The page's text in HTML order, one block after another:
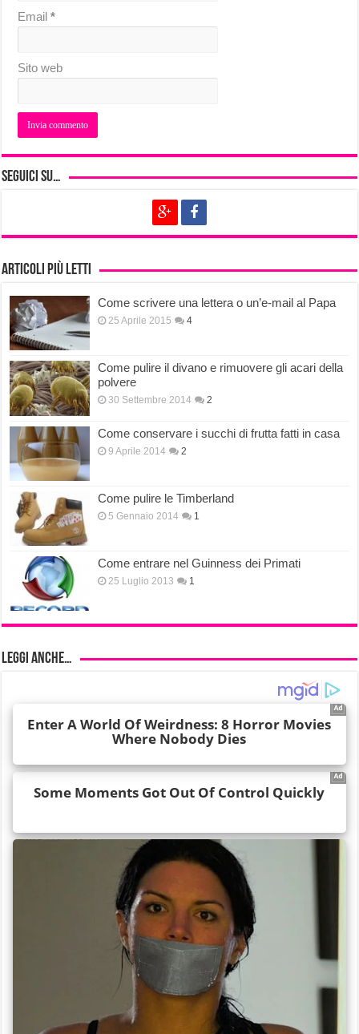
Email*
Sito web
Seguici su…
Articoli più letti
Come scrivere una lettera o un’e-mail al Papa
25 Aprile 2015 4
Come pulire il divano e rimuovere gli acari della
polvere
30 Settembre 2014 2
Come conservare i succhi di frutta fatti in casa
9 Aprile 2014 2
Come pulire le Timberland
5 Gennaio 2014 1
Come entrare nel Guinness dei Primati
25 Luglio 2013 1
Leggi anche…